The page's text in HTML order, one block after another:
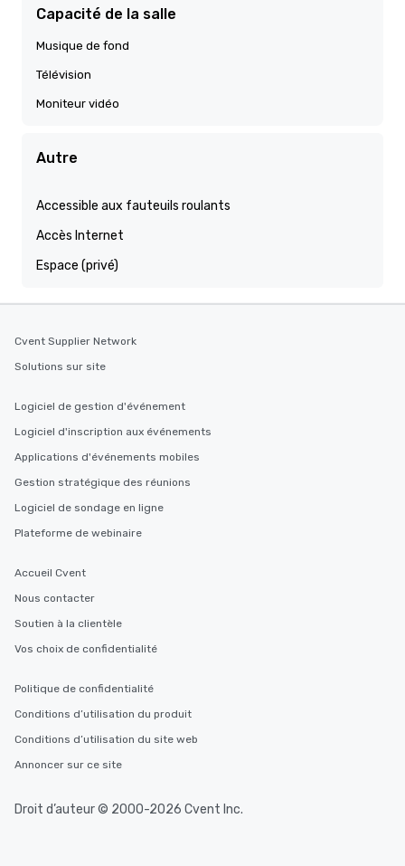
Capacité de la salle
Musique de fond
Télévision
Moniteur vidéo
Autre
Accessible aux fauteuils roulants
Accès Internet
Espace (privé)
Cvent Supplier Network
Solutions sur site
Logiciel de gestion d'événement
Logiciel d'inscription aux événements
Applications d'événements mobiles
Gestion stratégique des réunions
Logiciel de sondage en ligne
Plateforme de webinaire
Accueil Cvent
Nous contacter
Soutien à la clientèle
Vos choix de confidentialité
Politique de confidentialité
Conditions d’utilisation du produit
Conditions d’utilisation du site web
Annoncer sur ce site
Droit d’auteur © 2000-2026 Cvent Inc.